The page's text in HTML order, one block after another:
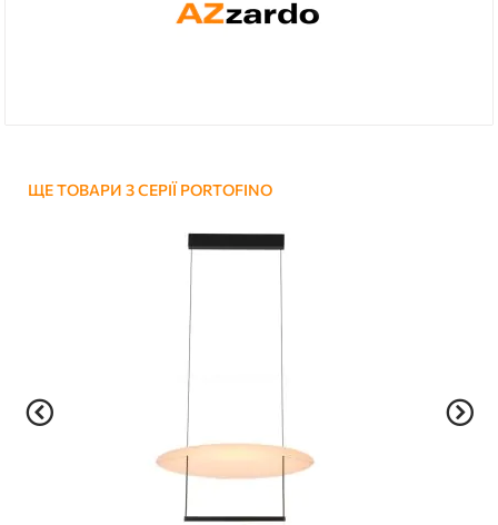
ЩЕ ТОВАРИ З СЕРІЇ PORTOFINO